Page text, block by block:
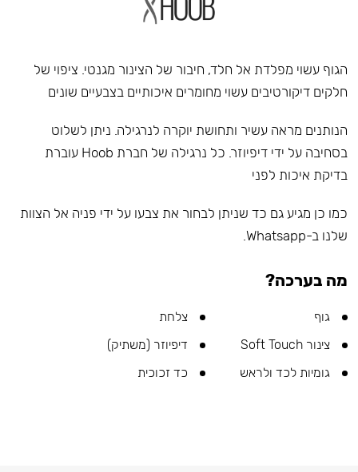
הגוף עשוי מפלדת אל חלד, חיבור של הצינור מגנטי. ציפוי של
חלקים דיקורטיבים עשוי מחומרים איכותיים בצבעיים שונים
הנותנים מראה עשיר ותחושת יוקרה לנרגילה. ניתן לשלוט
בסחיבה על ידי דיפיוזר. כל נרגילה של חברת Hoob עוברת
בדיקת איכות לפני
כמו כן מגיע גם כד שניתן לבחור את צבעו על ידי פניה אל הצוות
שלנו ב-Whatsapp.
מה בערכה?
גוף
צלחת
צינור Soft Touch
דיפיוזר (משתיק)
גומיות לכד ולראש
כד זכוכית